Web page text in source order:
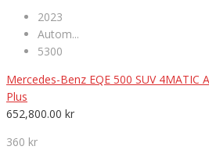
2023
Autom...
5300
Mercedes-Benz EQE 500 SUV 4MATIC
Plus
652,800.00 kr
360 kr